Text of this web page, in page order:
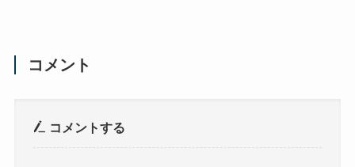
コメント
コメントする